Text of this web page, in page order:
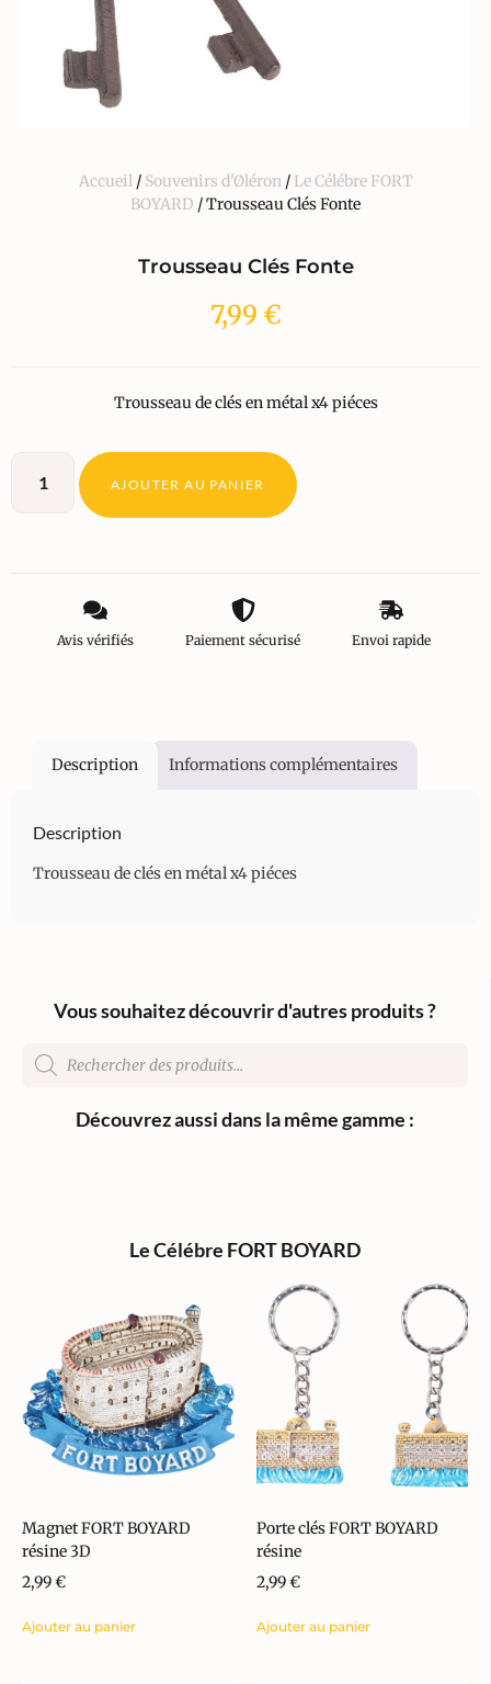
Accueil/ Souvenirs d'Øléron/ Le Célébre FORT
BOYARD / Trousseau Clés Fonte
Trousseau Clés Fonte
7,99 €
Trousseau de clés en métal x4 piéces
AJOUTER AU PANIER
Avis vérifiés Paiement sécurisé Envoi rapide
Description Informations complémentaires
Description
Trousseau de clés en métal x4 piéces
Vous souhaitez découvrir d'autres produits ?
Découvrez aussi dans la même gamme :
Le Célébre FORT BOYARD
Magnet FORT BOYARD
résine 3D
2,99€
Ajouter au panier
Porte clés FORT BOYARD
résine
2,99€
Ajouter au panier